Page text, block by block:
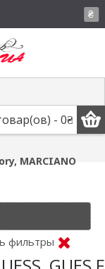
₴
- 0₴
MARCIANO
фильтры